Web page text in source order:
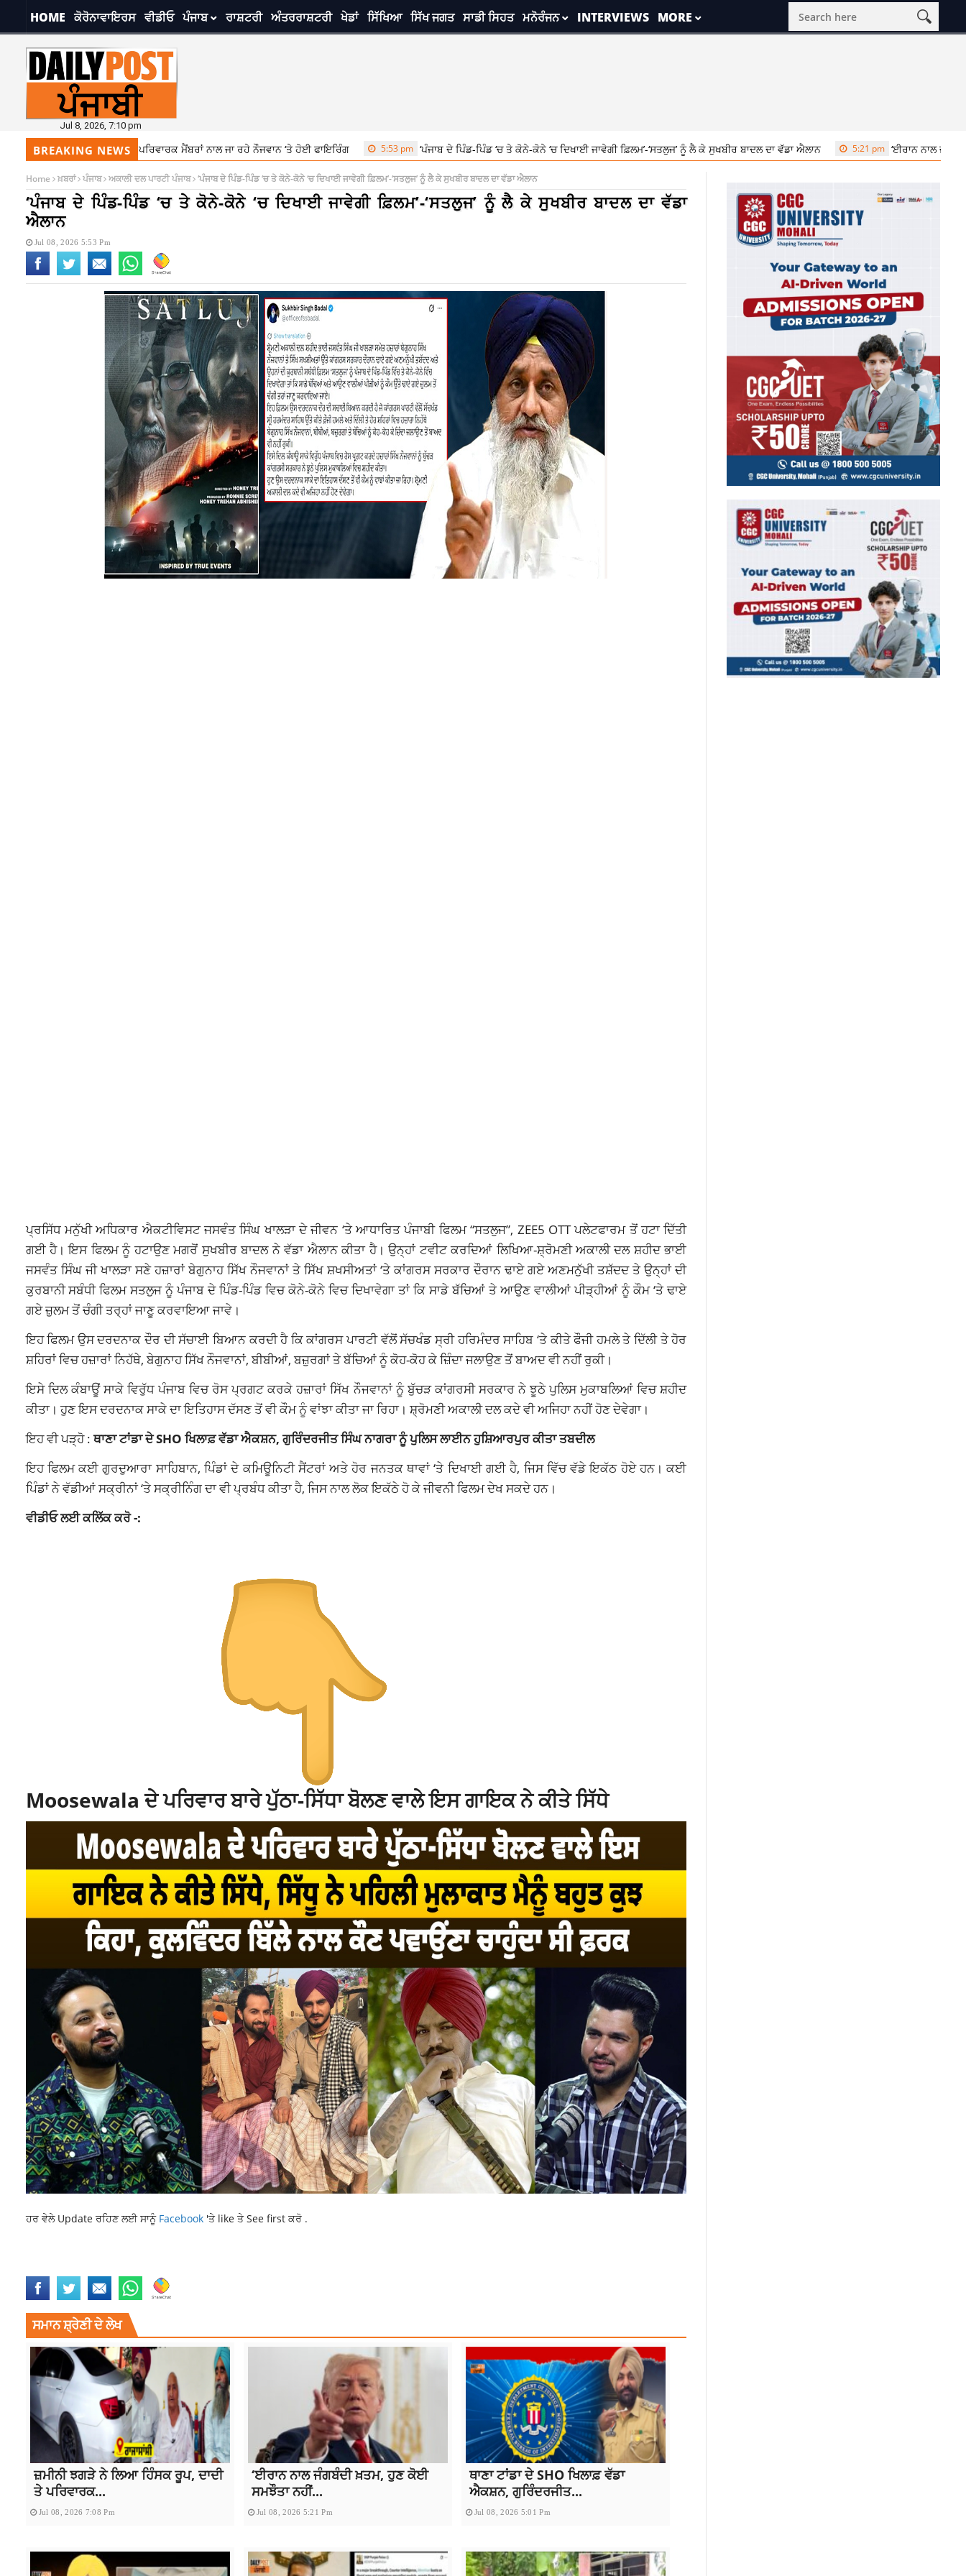
HOME ਕੋਰੋਨਾਵਾਇਰਸ ਵੀਡੀਓ ਪੰਜਾਬ ਰਾਸ਼ਟਰੀ ਅੰਤਰਰਾਸ਼ਟਰੀ ਖੇਡਾਂ ਸਿੱਖਿਆ ਸਿੱਖ ਜਗਤ ਸਾਡੀ ਸਿਹਤ ਮਨੋਰੰਜਨ INTERVIEWS MORE
Jul 8, 2026, 7:10 pm
BREAKING NEWS
ਹਿੰਸਕ ਰੂਪ, ਦਾਦੀ ਤੇ ਪਰਿਵਾਰਕ ਮੈਂਬਰਾਂ ਨਾਲ ਜਾ ਰਹੇ ਨੌਜਵਾਨ ‘ਤੇ ਹੋਈ ਫਾਇਰਿੰਗ 5:53 pm ‘ਪੰਜਾਬ ਦੇ ਪਿੰਡ-ਪਿੰਡ ‘ਚ ਤੇ ਕੋਨੇ-ਕੋਨੇ ‘ਚ ਦਿਖਾਈ ਜਾਵੇਗੀ ਫ਼ਿਲਮ’-‘ਸਤਲੁਜ’ ਨੂੰ ਲੈ ਕੇ ਸੁਖਬੀਰ ਬਾਦਲ ਦਾ ਵੱਡਾ ਐਲਾਨ 5:21 pm ‘ਈਰਾਨ ਨਾਲ ਜੰਗਬੰਦੀ ਖ਼ਤਮ, ਹੁਣ
Home ਖ਼ਬਰਾਂ ਪੰਜਾਬ ਅਕਾਲੀ ਦਲ ਪਾਰਟੀ ਪੰਜਾਬ ‘ਪੰਜਾਬ ਦੇ ਪਿੰਡ-ਪਿੰਡ ‘ਚ ਤੇ ਕੋਨੇ-ਕੋਨੇ ‘ਚ ਦਿਖਾਈ ਜਾਵੇਗੀ ਫ਼ਿਲਮ’-‘ਸਤਲੁਜ’ ਨੂੰ ਲੈ ਕੇ ਸੁਖਬੀਰ ਬਾਦਲ ਦਾ ਵੱਡਾ ਐਲਾਨ
‘ਪੰਜਾਬ ਦੇ ਪਿੰਡ-ਪਿੰਡ ‘ਚ ਤੇ ਕੋਨੇ-ਕੋਨੇ ‘ਚ ਦਿਖਾਈ ਜਾਵੇਗੀ ਫ਼ਿਲਮ’-‘ਸਤਲੁਜ’ ਨੂੰ ਲੈ ਕੇ ਸੁਖਬੀਰ ਬਾਦਲ ਦਾ ਵੱਡਾ
ਐਲਾਨ
Jul 08, 2026 5:53 Pm
ਪ੍ਰਸਿੱਧ ਮਨੁੱਖੀ ਅਧਿਕਾਰ ਐਕਟੀਵਿਸਟ ਜਸਵੰਤ ਸਿੰਘ ਖਾਲੜਾ ਦੇ ਜੀਵਨ ‘ਤੇ ਆਧਾਰਿਤ ਪੰਜਾਬੀ ਫਿਲਮ “ਸਤਲੁਜ”, ZEE5 OTT ਪਲੇਟਫਾਰਮ ਤੋਂ ਹਟਾ ਦਿੱਤੀ
ਗਈ ਹੈ। ਇਸ ਫਿਲਮ ਨੂੰ ਹਟਾਉਣ ਮਗਰੋਂ ਸੁਖਬੀਰ ਬਾਦਲ ਨੇ ਵੱਡਾ ਐਲਾਨ ਕੀਤਾ ਹੈ। ਉਨ੍ਹਾਂ ਟਵੀਟ ਕਰਦਿਆਂ ਲਿਖਿਆ-ਸ਼੍ਰੋਮਣੀ ਅਕਾਲੀ ਦਲ ਸ਼ਹੀਦ ਭਾਈ
ਜਸਵੰਤ ਸਿੰਘ ਜੀ ਖਾਲੜਾ ਸਣੇ ਹਜ਼ਾਰਾਂ ਬੇਗੁਨਾਹ ਸਿੱਖ ਨੌਜਵਾਨਾਂ ਤੇ ਸਿੱਖ ਸ਼ਖਸੀਅਤਾਂ ‘ਤੇ ਕਾਂਗਰਸ ਸਰਕਾਰ ਦੌਰਾਨ ਢਾਏ ਗਏ ਅਣਮਨੁੱਖੀ ਤਸ਼ੱਦਦ ਤੇ ਉਨ੍ਹਾਂ ਦੀ
ਕੁਰਬਾਨੀ ਸਬੰਧੀ ਫਿਲਮ ਸਤਲੁਜ ਨੂੰ ਪੰਜਾਬ ਦੇ ਪਿੰਡ-ਪਿੰਡ ਵਿਚ ਕੋਨੇ-ਕੋਨੇ ਵਿਚ ਦਿਖਾਵੇਗਾ ਤਾਂ ਕਿ ਸਾਡੇ ਬੱਚਿਆਂ ਤੇ ਆਉਣ ਵਾਲੀਆਂ ਪੀੜ੍ਹੀਆਂ ਨੂੰ ਕੌਮ ‘ਤੇ ਢਾਏ
ਗਏ ਜ਼ੁਲਮ ਤੋਂ ਚੰਗੀ ਤਰ੍ਹਾਂ ਜਾਣੂ ਕਰਵਾਇਆ ਜਾਵੇ।
ਇਹ ਫਿਲਮ ਉਸ ਦਰਦਨਾਕ ਦੌਰ ਦੀ ਸੱਚਾਈ ਬਿਆਨ ਕਰਦੀ ਹੈ ਕਿ ਕਾਂਗਰਸ ਪਾਰਟੀ ਵੱਲੋਂ ਸੱਚਖੰਡ ਸ੍ਰੀ ਹਰਿਮੰਦਰ ਸਾਹਿਬ ‘ਤੇ ਕੀਤੇ ਫੌਜੀ ਹਮਲੇ ਤੇ ਦਿੱਲੀ ਤੇ ਹੋਰ
ਸ਼ਹਿਰਾਂ ਵਿਚ ਹਜ਼ਾਰਾਂ ਨਿਹੱਥੇ, ਬੇਗੁਨਾਹ ਸਿੱਖ ਨੌਜਵਾਨਾਂ, ਬੀਬੀਆਂ, ਬਜ਼ੁਰਗਾਂ ਤੇ ਬੱਚਿਆਂ ਨੂੰ ਕੋਹ-ਕੋਹ ਕੇ ਜ਼ਿੰਦਾ ਜਲਾਉਣ ਤੋਂ ਬਾਅਦ ਵੀ ਨਹੀਂ ਰੁਕੀ।
ਇਸੇ ਦਿਲ ਕੰਬਾਊਂ ਸਾਕੇ ਵਿਰੁੱਧ ਪੰਜਾਬ ਵਿਚ ਰੋਸ ਪ੍ਰਗਟ ਕਰਕੇ ਹਜ਼ਾਰਾਂ ਸਿੱਖ ਨੌਜਵਾਨਾਂ ਨੂੰ ਬੁੱਚੜ ਕਾਂਗਰਸੀ ਸਰਕਾਰ ਨੇ ਝੂਠੇ ਪੁਲਿਸ ਮੁਕਾਬਲਿਆਂ ਵਿਚ ਸ਼ਹੀਦ
ਕੀਤਾ। ਹੁਣ ਇਸ ਦਰਦਨਾਕ ਸਾਕੇ ਦਾ ਇਤਿਹਾਸ ਦੱਸਣ ਤੋਂ ਵੀ ਕੌਮ ਨੂੰ ਵਾਂਝਾ ਕੀਤਾ ਜਾ ਰਿਹਾ। ਸ਼੍ਰੋਮਣੀ ਅਕਾਲੀ ਦਲ ਕਦੇ ਵੀ ਅਜਿਹਾ ਨਹੀਂ ਹੋਣ ਦੇਵੇਗਾ।
ਇਹ ਵੀ ਪੜ੍ਹੋ :ਥਾਣਾ ਟਾਂਡਾ ਦੇ SHO ਖਿਲਾਫ਼ ਵੱਡਾ ਐਕਸ਼ਨ, ਗੁਰਿੰਦਰਜੀਤ ਸਿੰਘ ਨਾਗਰਾ ਨੂੰ ਪੁਲਿਸ ਲਾਈਨ ਹੁਸ਼ਿਆਰਪੁਰ ਕੀਤਾ ਤਬਦੀਲ
ਇਹ ਫਿਲਮ ਕਈ ਗੁਰਦੁਆਰਾ ਸਾਹਿਬਾਨ, ਪਿੰਡਾਂ ਦੇ ਕਮਿਊਨਿਟੀ ਸੈਂਟਰਾਂ ਅਤੇ ਹੋਰ ਜਨਤਕ ਥਾਵਾਂ ‘ਤੇ ਦਿਖਾਈ ਗਈ ਹੈ, ਜਿਸ ਵਿੱਚ ਵੱਡੇ ਇਕੱਠ ਹੋਏ ਹਨ। ਕਈ
ਪਿੰਡਾਂ ਨੇ ਵੱਡੀਆਂ ਸਕ੍ਰੀਨਾਂ ‘ਤੇ ਸਕ੍ਰੀਨਿੰਗ ਦਾ ਵੀ ਪ੍ਰਬੰਧ ਕੀਤਾ ਹੈ, ਜਿਸ ਨਾਲ ਲੋਕ ਇਕੱਠੇ ਹੋ ਕੇ ਜੀਵਨੀ ਫਿਲਮ ਦੇਖ ਸਕਦੇ ਹਨ।
ਵੀਡੀਓ ਲਈ ਕਲਿੱਕ ਕਰੋ -:
Moosewala ਦੇ ਪਰਿਵਾਰ ਬਾਰੇ ਪੁੱਠਾ-ਸਿੱਧਾ ਬੋਲਣ ਵਾਲੇ ਇਸ ਗਾਇਕ ਨੇ ਕੀਤੇ ਸਿੱਧੇ
ਹਰ ਵੇਲੇ Update ਰਹਿਣ ਲਈ ਸਾਨੂੰ Facebook 'ਤੇ like ਤੇ See first ਕਰੋ .
ਸਮਾਨ ਸ਼੍ਰੇਣੀ ਦੇ ਲੇਖ
ਜ਼ਮੀਨੀ ਝਗੜੇ ਨੇ ਲਿਆ ਹਿੰਸਕ ਰੂਪ, ਦਾਦੀ
ਤੇ ਪਰਿਵਾਰਕ...
Jul 08, 2026 7:08 Pm
‘ਈਰਾਨ ਨਾਲ ਜੰਗਬੰਦੀ ਖ਼ਤਮ, ਹੁਣ ਕੋਈ
ਸਮਝੌਤਾ ਨਹੀਂ...
Jul 08, 2026 5:21 Pm
ਥਾਣਾ ਟਾਂਡਾ ਦੇ SHO ਖਿਲਾਫ਼ ਵੱਡਾ
ਐਕਸ਼ਨ, ਗੁਰਿੰਦਰਜੀਤ...
Jul 08, 2026 5:01 Pm